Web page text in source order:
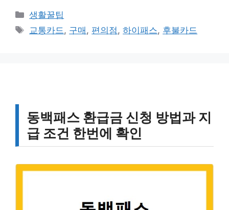
카
테
생활꿀팁
태
교통카드, 구매 , 편의점,하이패스, 후불카드
동백패스 환급금 신청 방법과 지
급 조건 한번에 확인